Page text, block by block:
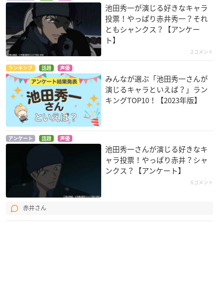
機動戦士ガンダム T
HE ORIGIN 激突 ル
シャア・アズナブル
機動戦士ガンダム T
HE ORIGIN Ⅳ 運命
シャア・アズナブル
鈴木良一
機動戦士ガンダム T
HE ORIGIN III 暁の蜂
起
シャア・アズナブル
機動戦士ガンダム T
HE ORIGIN II 哀しみ
のアルテイシア
GAMBA ガンバと仲
間たち
ガクシャ
池田秀一が演じる好きなキャラ
投票！やっぱり赤井秀一？それ
ともシャンクス？【アンケー
ト】
2コメント
ランキング 話題 声優
みんなが選ぶ「池田秀一さんが
演じるキャラといえば？」ラン
キングTOP10！【2023年版】
アンケート 話題 声優
池田秀一さんが演じる好きなキ
ャラ投票！やっぱり赤井？シャ
ンクス？【アンケート】
6コメント
赤井さん